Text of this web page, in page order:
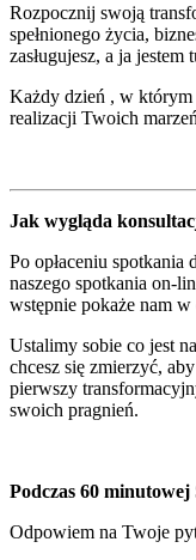
Rozpocznij swoją
spełnionego życia,
zasługujesz, a ja
Każdy dzień , w którym
realizacji Twoich
Jak wygląda
Po opłaceniu
naszego spotkania on-
wstępnie pokaże nam
Ustalimy sobie co jest
chcesz się zmierzyć,
pierwszy
swoich pragnień.
Podczas 60 minutowej
Odpowiem na Twoje